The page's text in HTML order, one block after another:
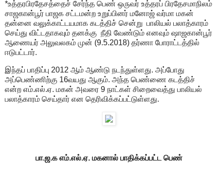
*உத்தரபிரதேசத்தைச் சேர்ந்த பெண் ஒருவர் உத்தரப் பிரதேசமாநிலம்
சாஜகான்பூர் பாஜக சட்டமன்ற உறுப்பினர் மனோஜ் வர்மா மகன்
தன்னை வலுக்காட்டயமாக கடத்திச் சென்று பாலியல் பலாத்காரம்
செய்து விட்டதாகவும் தனக்கு நீதி வேண்டும் எனவும் ஷாஜகான்பூர்
ஆணையர் அலுவலகம் முன் (9.5.2018) தர்ணா போராட்டத்தில்
ஈடுபட்டார்.
இந்தப் பாதிப்பு 2012 ஆம் ஆண்டு நடந்துள்ளது. அப்போது
அப்பெண்ணிற்கு 16வயது ஆகும். அந்த பெண்ணை கடத்திச்
என்ற எம்.எல்.ஏ. மகன் அவரை 9 நாட்கள் சிறைவைத்து பாலியல்
பலாத்காரம் செய்தார் என தெரிவிக்கப்பட்டுள்ளது.
பா.ஜ.க எம்.எல்.ஏ. மகனால் பாதிக்கப்பட்ட பெண்